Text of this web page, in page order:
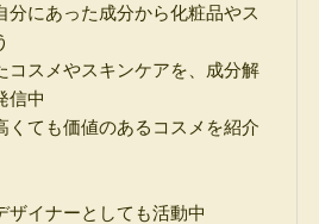
分にあった成分から化粧品やス
コスメやスキンケアを、成分解
信中
くても価値のあるコスメを紹介
ザイナーとしても活動中